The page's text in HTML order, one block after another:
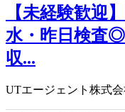
【未経験歓迎
水・昨日検査◎
収...
UTエージェント株式会